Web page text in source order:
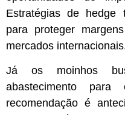
Estratégias de hedge
para proteger
mercados
Já os moinhos
abastecimento
recomendação é